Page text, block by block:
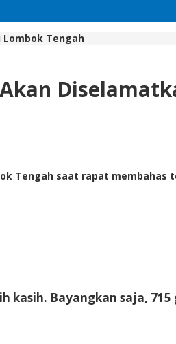
Lombok Tengah
Tengah saat rapat
kasih. Bayangkan saja,